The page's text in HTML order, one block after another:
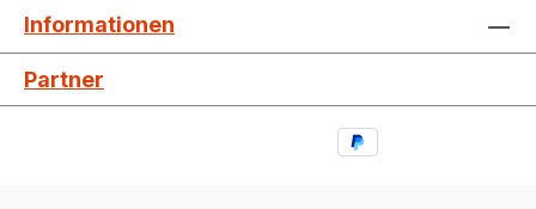
Informationen
Partner